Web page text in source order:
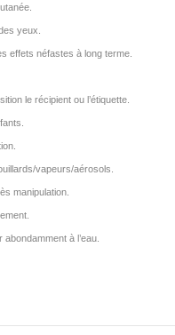
yeux.
effets néfastes à long terme.
le récipient ou l’étiquette.
vapeurs/aérosols.
manipulation.
à l’eau.